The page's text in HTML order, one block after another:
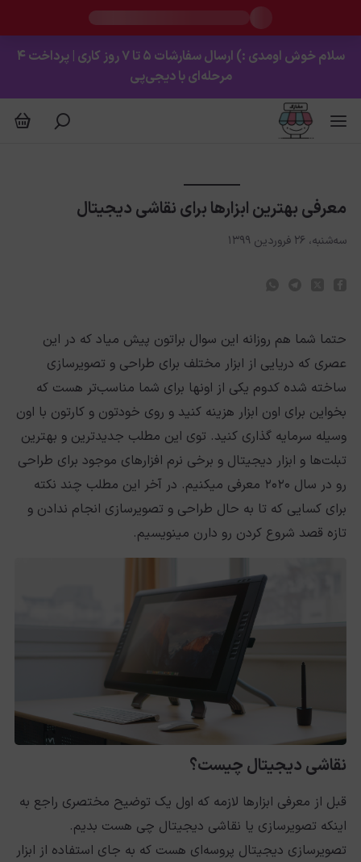
معرفی بهترین ابزارها برای نقاشی دیجیتال
سلام خوش اومدی :) ارسال سفارشات ۵ تا ۷ روز کاری | پرداخت ۴
مرحله‌ای با دیجی‌پی
معرفی بهترین ابزارها برای نقاشی دیجیتال
سه‌شنبه، ۲۶ فروردین ۱۳۹۹
حتما شما هم روزانه این سوال براتون پیش میاد که در این
عصری که دریایی از ابزار مختلف برای طراحی و تصویرسازی
ساخته شده کدوم یکی از اونها برای شما مناسب‌تر هست که
بخواین برای اون ابزار هزینه کنید و روی خودتون و کارتون با اون
وسیله سرمایه گذاری کنید. توی این مطلب جدیدترین و بهترین
تبلت‌ها و ابزار دیجیتال و برخی نرم افزارهای موجود برای طراحی
رو در سال ۲۰۲۰ معرفی میکنیم. در آخر این مطلب چند نکته
برای کسایی که تا به حال طراحی و تصویرسازی انجام ندادن و
تازه قصد شروع کردن رو دارن مینویسیم.
نقاشی دیجیتال چیست؟
قبل از معرفی ابزارها لازمه که اول یک توضیح مختصری راجع به
اینکه تصویرسازی یا نقاشی دیجیتال چی هست بدیم.
تصویرسازی دیجیتال پروسه‌ای هست که به جای استفاده از ابزار